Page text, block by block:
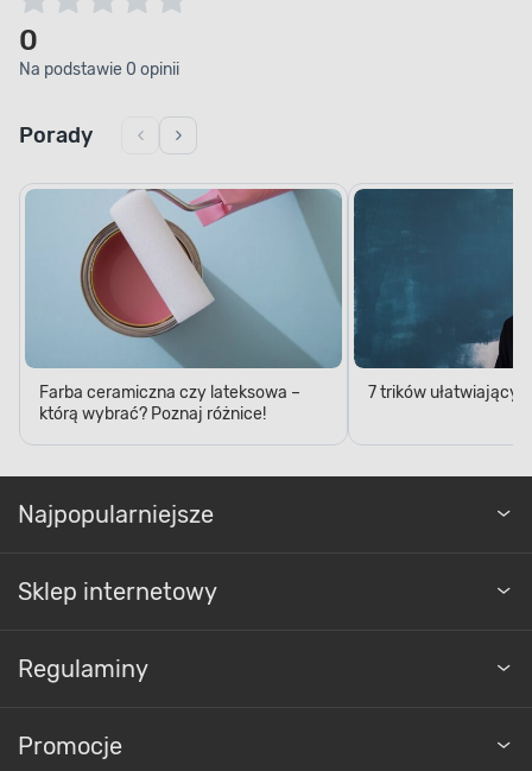
0
Na podstawie 0 opinii
Porady
Farba ceramiczna czy lateksowa –
którą wybrać? Poznaj różnice!
7 trików
Najpopularniejsze
Sklep internetowy
Regulaminy
Promocje